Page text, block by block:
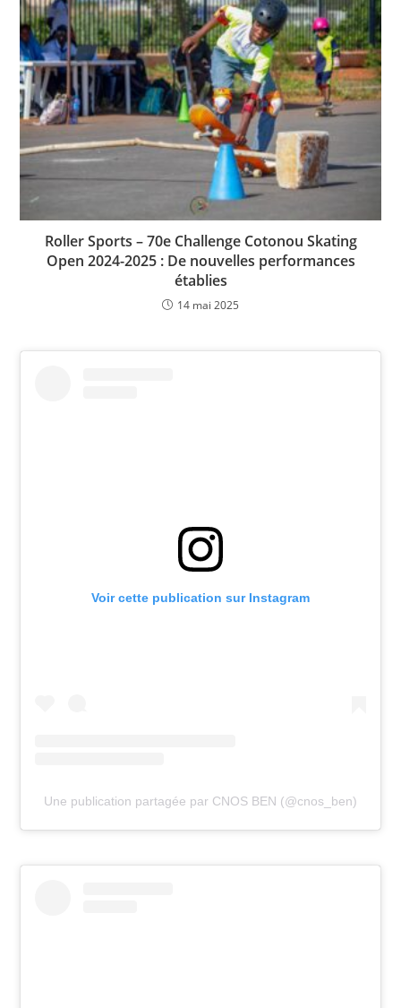
Roller Sports – 70e Challenge Cotonou Skating
Open 2024-2025 : De nouvelles performances
établies
14 mai 2025
Voir cette publication sur Instagram
Une publication partagée par CNOS BEN (@cnos_ben)